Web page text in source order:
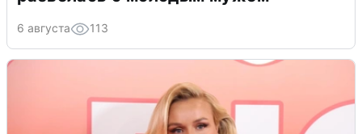
6 августа 113